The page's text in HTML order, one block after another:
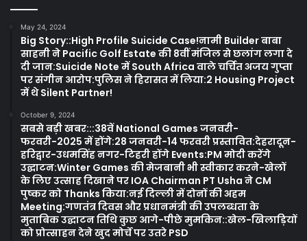
May 24, 2024
Big Story::High Profile Suicide Case!नामी Builder बाबा
साहनी ने Pacific Golf Estate की 8वीं मंजिल से छलांग लगा दे
दी जान:Suicide Note में South Africa वाले चर्चित अजय गुप्ता
पर संगीन आरोप:पुलिस ने हिरासत में लिया:2 Housing Project
में थे Silent Partner!
October 9, 2024
सबसे बड़ी खबर:::38वें National Games जनवरी-
फरवरी-2025 में होंगे:28 जनवरी-14 फरवरी प्रस्तावित:देहरादून-
हरिद्वार-उधमसिंह नगर-टिहरी होंगे Events:PM मोदी करेंगे
उद्घाटन:Winter Games की मेजबानी भी स्वीकार करने-खेलों
के लिए उत्साह दिखाने पर IOA Chairman PT Usha ने CM
पुष्कर को Thanks किया:नई दिल्ली में दोनों की अहम
Meeting:गणतंत्र दिवस और प्रधानमंत्री की उपलब्धता के
मुताबिक उद्घाटन तिथि कुछ आगे-पीछे मुमकिन::खेल-खिलाड़ियों
को प्रोत्साहन देने खुद मोर्चे पर उतरे PSD